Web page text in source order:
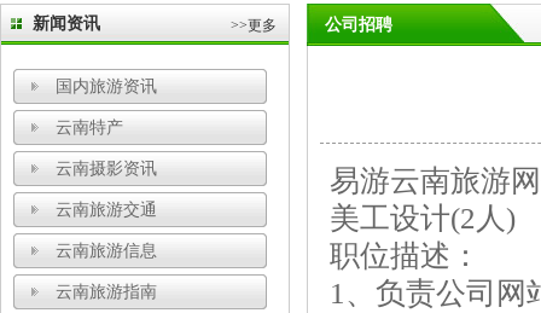
新闻资讯 >>更多
国内旅游资讯
云南特产
云南摄影资讯
云南旅游交通
云南旅游信息
云南旅游指南
公司招聘
易游云南旅游
美工设计(2人)
职位描述：
1、负责公司网